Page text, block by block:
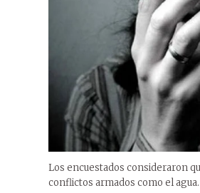
Los encuestados consideraron
conflictos armados como el agua.